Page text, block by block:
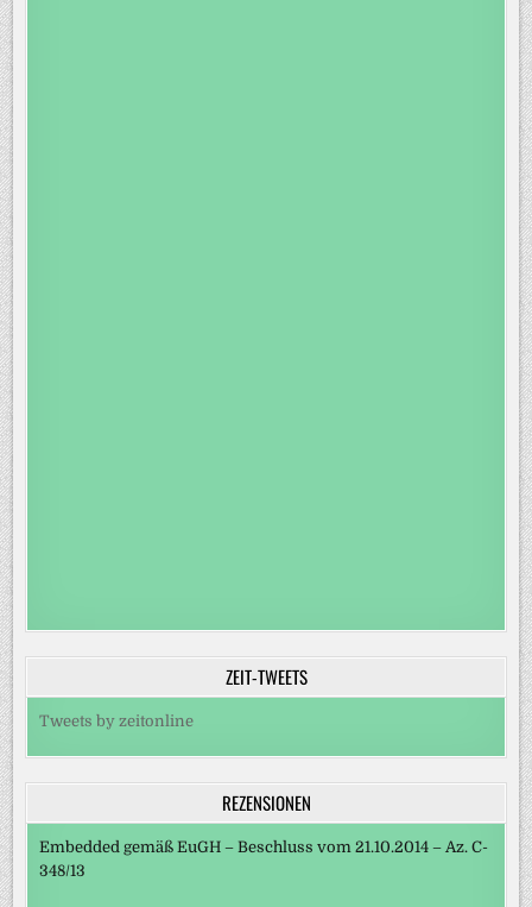
ZEIT-TWEETS
Tweets by zeitonline
REZENSIONEN
Embedded gemäß EuGH – Beschluss vom 21.10.2014 – Az. C-
348/13